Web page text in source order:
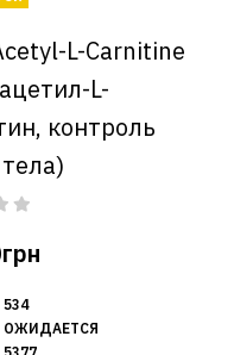
L-Carnitine
L-
контроль
534
ОЖИДАЕТСЯ